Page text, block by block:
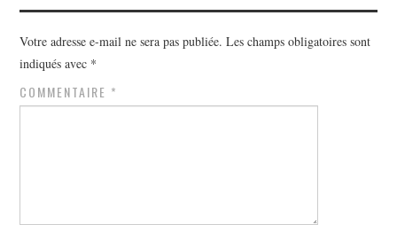
Votre adresse e-mail ne sera pas publiée. Les champs obligatoires sont
indiqués avec *
COMMENTAIRE *